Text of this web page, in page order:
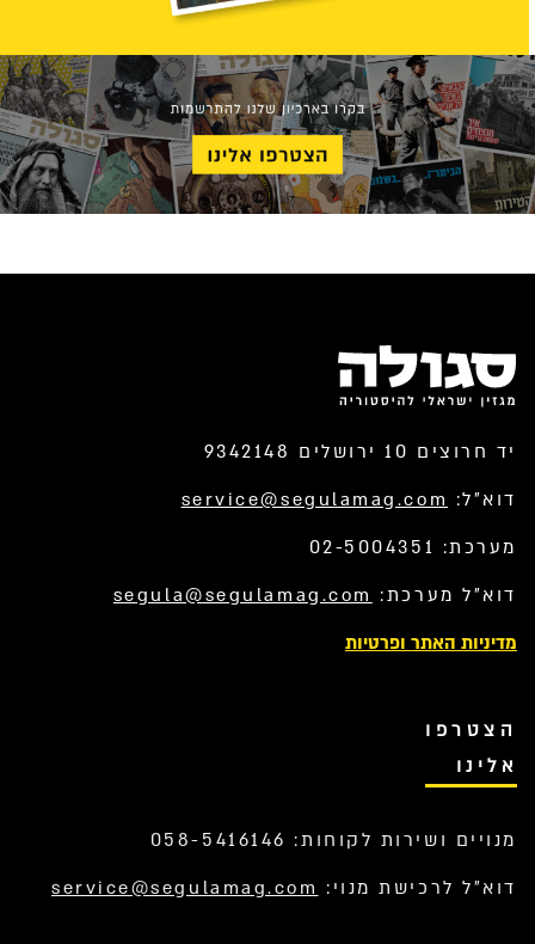
יד חרוצים 10 ירושלים 9342148
דוא”ל: service@segulamag.com
מערכת: 02-5004351
דוא”ל מערכת: segula@segulamag.com
מדיניות האתר ופרטיות
הצטרפו
אלינו
מנויים ושירות לקוחות: 058-5416146
דוא”ל לרכישת מנוי: service@segulamag.com